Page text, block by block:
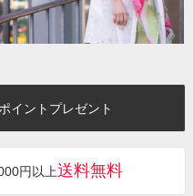
ポイントプレゼント
円以上送料無料